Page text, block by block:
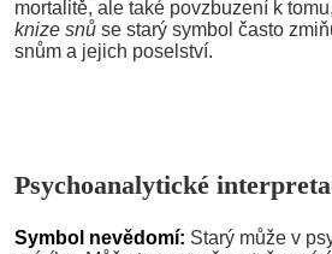
mortalitě, ale také povzbuzení k
knize snů se starý symbol často
snům a jejich poselství.
Psychoanalytické
Symbol nevědomí: Starý může v